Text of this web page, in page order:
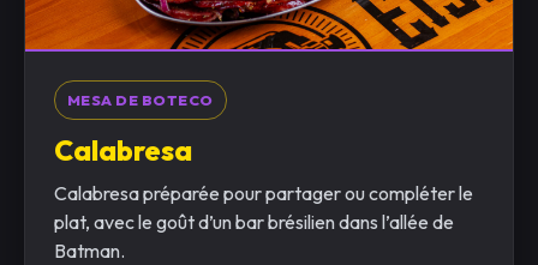
MESA DE BOTECO
Calabresa
Calabresa préparée pour partager ou compléter le
plat, avec le goût d’un bar brésilien dans l’allée de
Batman.